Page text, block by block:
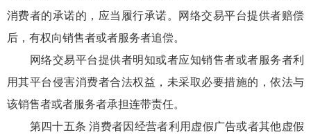
消费者的承诺的，应当履行承诺。网络交易平台提供者赔偿
后，有权向销售者或者服务者追偿。
网络交易平台提供者明知或者应知销售者或者服务者利
用其平台侵害消费者合法权益，未采取必要措施的，依法与
该销售者或者服务者承担连带责任。
第四十五条 消费者因经营者利用虚假广告或者其他虚假